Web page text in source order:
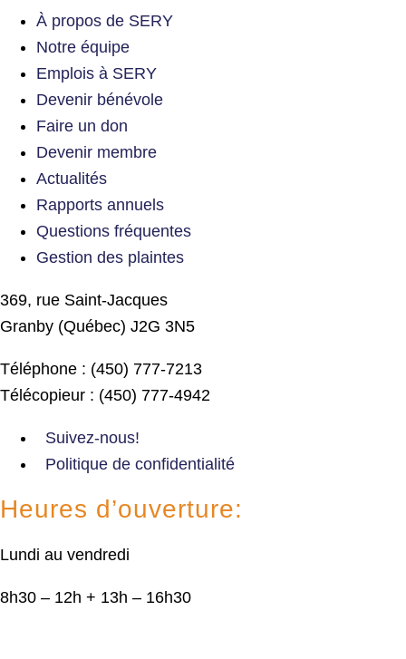
À propos de SERY
Notre équipe
Emplois à SERY
Devenir bénévole
Faire un don
Devenir membre
Actualités
Rapports annuels
Questions fréquentes
Gestion des plaintes
369, rue Saint-Jacques
Granby (Québec) J2G 3N5
Téléphone : (450) 777-7213
Télécopieur : (450) 777-4942
Suivez-nous!
Politique de confidentialité
Heures d’ouverture:
Lundi au vendredi
8h30 – 12h + 13h – 16h30